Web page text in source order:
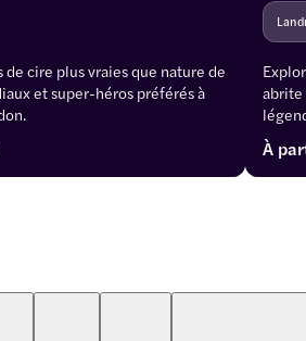
cire plus vraies que nature de
et super-héros préférés à
abrite
À